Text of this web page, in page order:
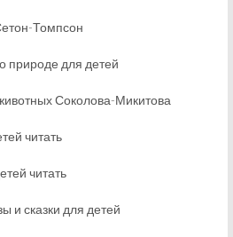
Томпсон
природе для детей
Соколова-Микитова
читать
читать
и сказки для детей